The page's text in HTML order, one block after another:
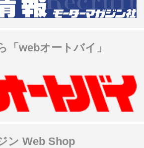
「webオートバイ」
ン Web Shop